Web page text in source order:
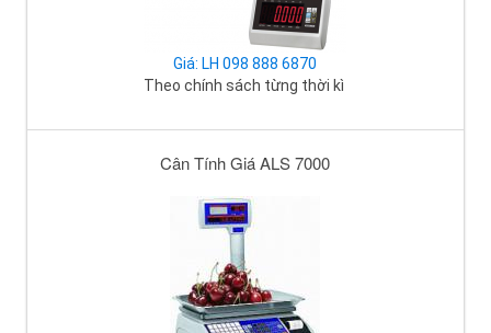
Giá: LH 098 888 6870
Theo chính sách từng thời kì
Cân Tính Giá ALS 7000